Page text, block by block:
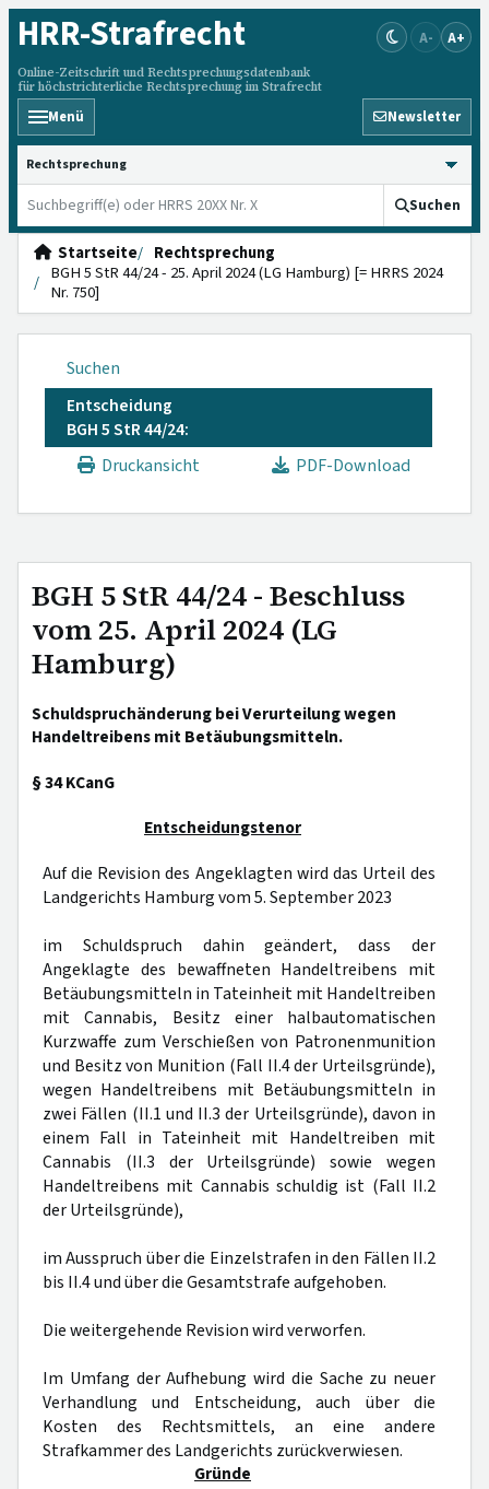
HRR-Strafrecht
Online-Zeitschrift und Rechtsprechungsdatenbank
für höchstrichterliche Rechtsprechung im Strafrecht
A- A+
Menü Newsletter
HRRS durchsuchen
Suchen
Startseite
Rechtsprechung
BGH 5 StR 44/24 - 25. April 2024 (LG Hamburg) [= HRRS 2024
Nr. 750]
Suchen
Entscheidung
BGH 5 StR 44/24:
Druckansicht
PDF-Download
BGH 5 StR 44/24 - Beschluss
vom 25. April 2024 (LG
Hamburg)
Schuldspruchänderung bei Verurteilung wegen
Handeltreibens mit Betäubungsmitteln.
§ 34 KCanG
Entscheidungstenor
Auf die Revision des Angeklagten wird das Urteil des
Landgerichts Hamburg vom 5. September 2023
im Schuldspruch dahin geändert, dass der
Angeklagte des bewaffneten Handeltreibens mit
Betäubungsmitteln in Tateinheit mit Handeltreiben
mit Cannabis, Besitz einer halbautomatischen
Kurzwaffe zum Verschießen von Patronenmunition
und Besitz von Munition (Fall II.4 der Urteilsgründe),
wegen Handeltreibens mit Betäubungsmitteln in
zwei Fällen (II.1 und II.3 der Urteilsgründe), davon in
einem Fall in Tateinheit mit Handeltreiben mit
Cannabis (II.3 der Urteilsgründe) sowie wegen
Handeltreibens mit Cannabis schuldig ist (Fall II.2
der Urteilsgründe),
im Ausspruch über die Einzelstrafen in den Fällen II.2
bis II.4 und über die Gesamtstrafe aufgehoben.
Die weitergehende Revision wird verworfen.
Im Umfang der Aufhebung wird die Sache zu neuer
Verhandlung und Entscheidung, auch über die
Kosten des Rechtsmittels, an eine andere
Strafkammer des Landgerichts zurückverwiesen.
Gründe